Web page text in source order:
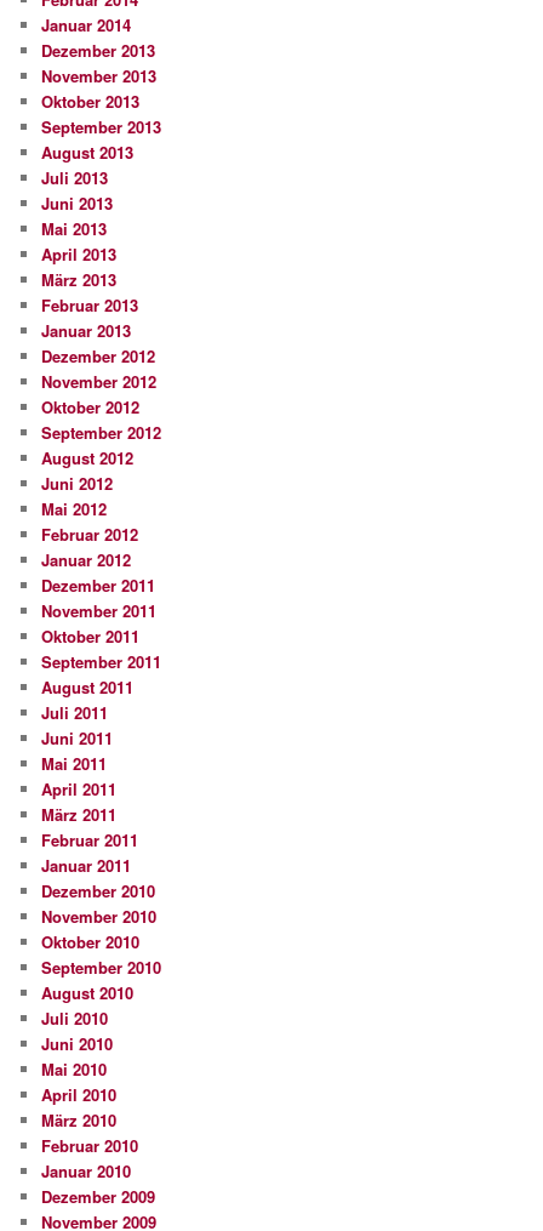
Januar 2014
Dezember 2013
November 2013
Oktober 2013
September 2013
August 2013
Juli 2013
Juni 2013
Mai 2013
April 2013
März 2013
Februar 2013
Januar 2013
Dezember 2012
November 2012
Oktober 2012
September 2012
August 2012
Juni 2012
Mai 2012
Februar 2012
Januar 2012
Dezember 2011
November 2011
Oktober 2011
September 2011
August 2011
Juli 2011
Juni 2011
Mai 2011
April 2011
März 2011
Februar 2011
Januar 2011
Dezember 2010
November 2010
Oktober 2010
September 2010
August 2010
Juli 2010
Juni 2010
Mai 2010
April 2010
März 2010
Februar 2010
Januar 2010
Dezember 2009
November 2009